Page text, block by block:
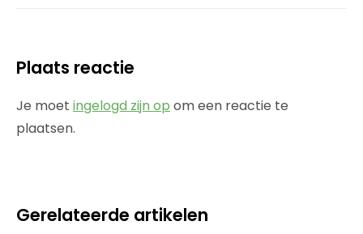
Plaats reactie
Je moet ingelogd zijn op om een reactie te
plaatsen.
Gerelateerde artikelen